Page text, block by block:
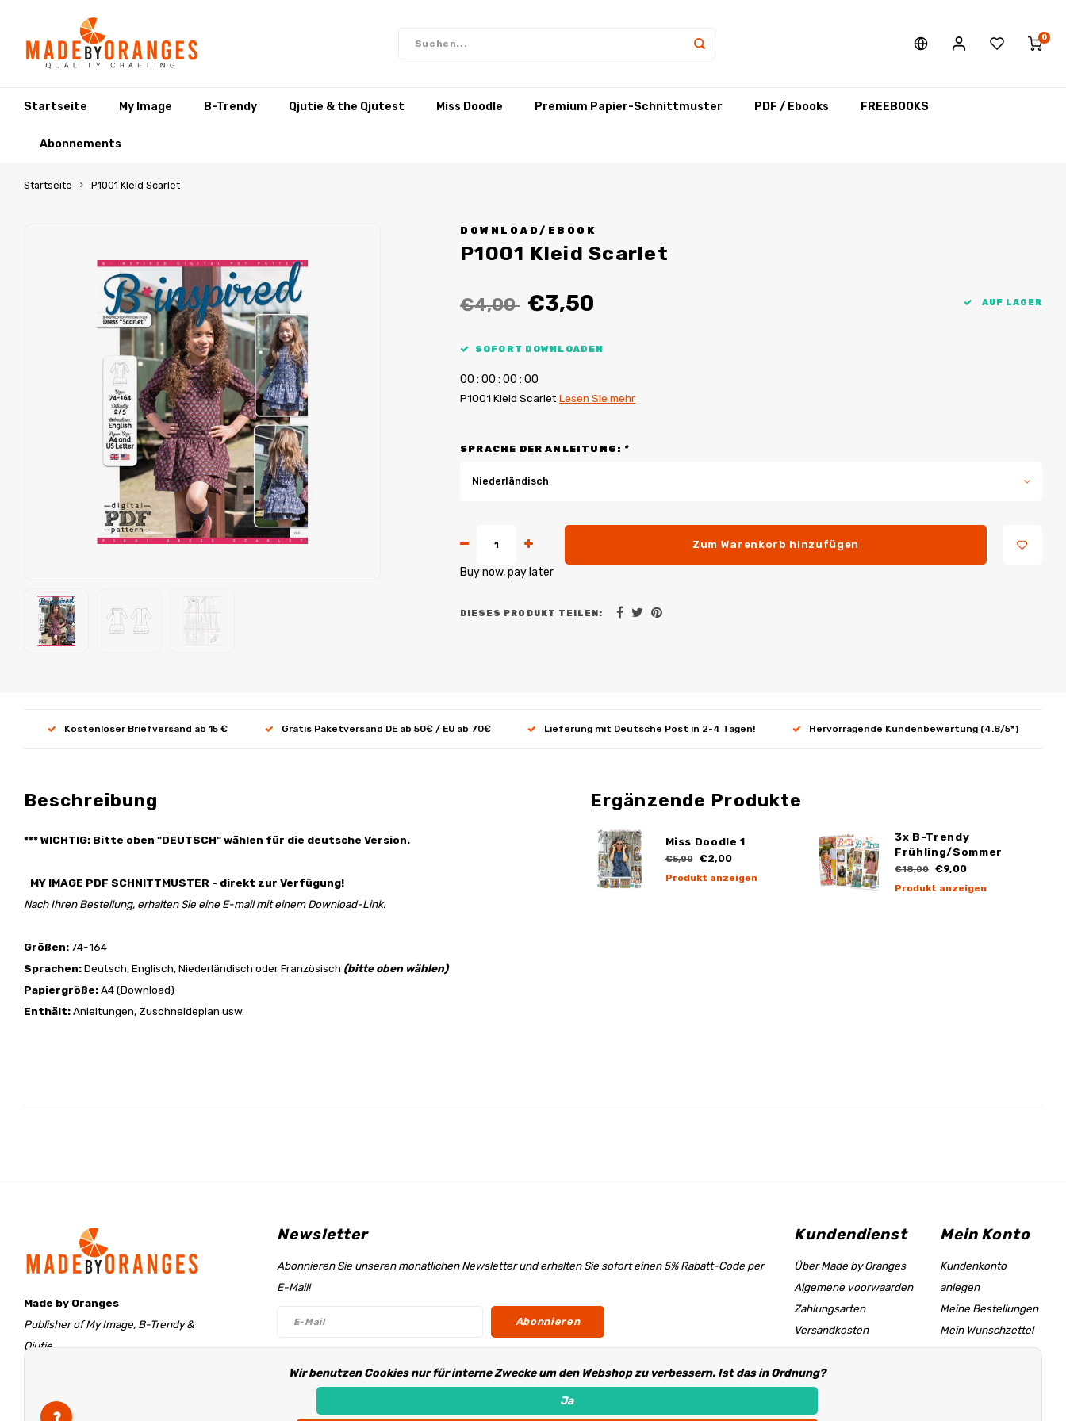
0
Startseite My Image B-Trendy Qjutie & the Qjutest Miss Doodle Premium Papier-Schnittmuster PDF / Ebooks FREEBOOKS
Abonnements
Startseite P1001 Kleid Scarlet
DOWNLOAD/EBOOK
P1001 Kleid Scarlet
€4,00 €3,50 AUF LAGER
SOFORT DOWNLOADEN
00 : 00 : 00 : 00
P1001 Kleid Scarlet Lesen Sie mehr
SPRACHE DER ANLEITUNG: *
Niederländisch
Zum Warenkorb hinzufügen
Buy now, pay later
DIESES PRODUKT TEILEN:
Kostenloser Briefversand ab 15 € Gratis Paketversand DE ab 50€ / EU ab 70€ Lieferung mit Deutsche Post in 2-4 Tagen! Hervorragende Kundenbewertung (4.8/5*)
Beschreibung
*** WICHTIG: Bitte oben "DEUTSCH" wählen für die deutsche Version.
MY IMAGE PDF SCHNITTMUSTER - direkt zur Verfügung!
Nach Ihren Bestellung, erhalten Sie eine E-mail mit einem Download-Link.
Größen:74-164
Sprachen:Deutsch, Englisch, Niederländisch oder Französisch (bitte oben wählen)
Papiergröße:A4 (Download)
Enthält:Anleitungen, Zuschneideplan usw.
Ergänzende Produkte
Miss Doodle 1
€5,00 €2,00
Produkt anzeigen
3x B-Trendy
Frühling/Sommer
€18,00 €9,00
Produkt anzeigen
Made by Oranges
Publisher of My Image, B-Trendy &
Qjutie
The Netherlands
Newsletter
Abonnieren Sie unseren monatlichen Newsletter und erhalten Sie sofort einen 5% Rabatt-Code per
E-Mail!
Abonnieren
Folge uns
Kundendienst
Über Made by Oranges
Algemene voorwaarden
Zahlungsarten
Versandkosten
Größentabelle &
Hilfeseite
Händler Informationen
Mein Konto
Kundenkonto
anlegen
Meine Bestellungen
Mein Wunschzettel
Wir benutzen Cookies nur für interne Zwecke um den Webshop zu verbessern. Ist das in Ordnung?
Ja